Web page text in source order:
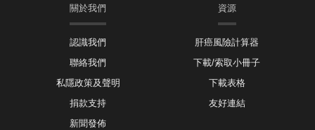
關於我們
認識我們
聯絡我們
私隱政策及聲明
捐款支持
新聞發佈
資源
肝癌風險計算器
下載/索取小冊子
下載表格
友好連結